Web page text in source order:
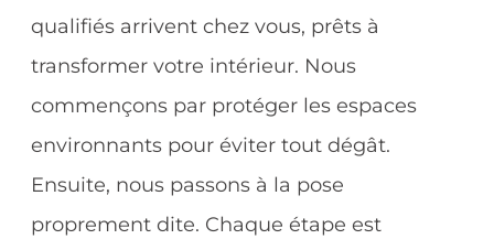
qualifiés arrivent chez vous, prêts à
transformer votre intérieur. Nous
commençons par protéger les espaces
environnants pour éviter tout dégât.
Ensuite, nous passons à la pose
proprement dite. Chaque étape est